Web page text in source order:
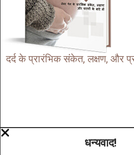
दर्द के प्रारंभिक संकेत, लक्षण, और
धन्यवाद!